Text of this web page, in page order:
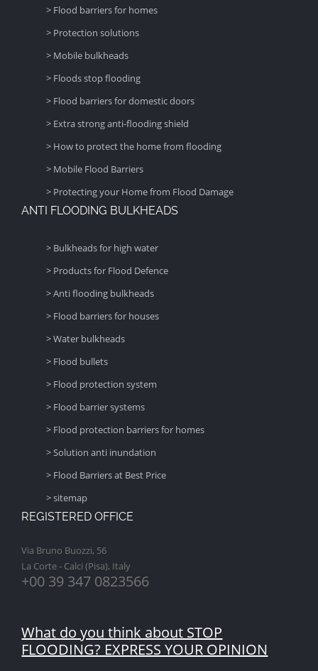
> Flood barriers for homes
> Protection solutions
> Mobile bulkheads
> Floods stop flooding
> Flood barriers for domestic doors
> Extra strong anti-flooding shield
> How to protect the home from flooding
> Mobile Flood Barriers
> Protecting your Home from Flood Damage
ANTI FLOODING BULKHEADS
> Bulkheads for high water
> Products for Flood Defence
> Anti flooding bulkheads
> Flood barriers for houses
> Water bulkheads
> Flood bullets
> Flood protection system
> Flood barrier systems
> Flood protection barriers for homes
> Solution anti inundation
> Flood Barriers at Best Price
> sitemap
REGISTERED OFFICE
Via Bruno Buozzi, 56
La Corte - Calci (Pisa), Italy
+00 39 347 0823566
What do you think about STOP
FLOODING? EXPRESS YOUR OPINION